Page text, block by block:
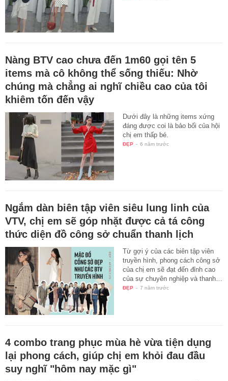
Nàng BTV cao chưa đến 1m60 gọi tên 5
items mà cô không thể sống thiếu: Nhờ
chúng mà chẳng ai nghĩ chiều cao của tôi
khiêm tốn đến vậy
Dưới đây là những items xứng
đáng được coi là bảo bối của hội
chị em thấp bé.
ĐẸP - 6 năm trước
Ngắm dàn biên tập viên siêu lung linh của
VTV, chị em sẽ góp nhặt được cả tá công
thức diện đồ công sở chuẩn thanh lịch
Từ gợi ý của các biên tập viên
truyền hình, phong cách công sở
của chị em sẽ đạt đến đỉnh cao
của sự chuyên nghiệp và thanh…
ĐẸP - 7 năm trước
4 combo trang phục mùa hè vừa tiện dụng
lại phong cách, giúp chị em khỏi đau đầu
suy nghĩ "hôm nay mặc gì"